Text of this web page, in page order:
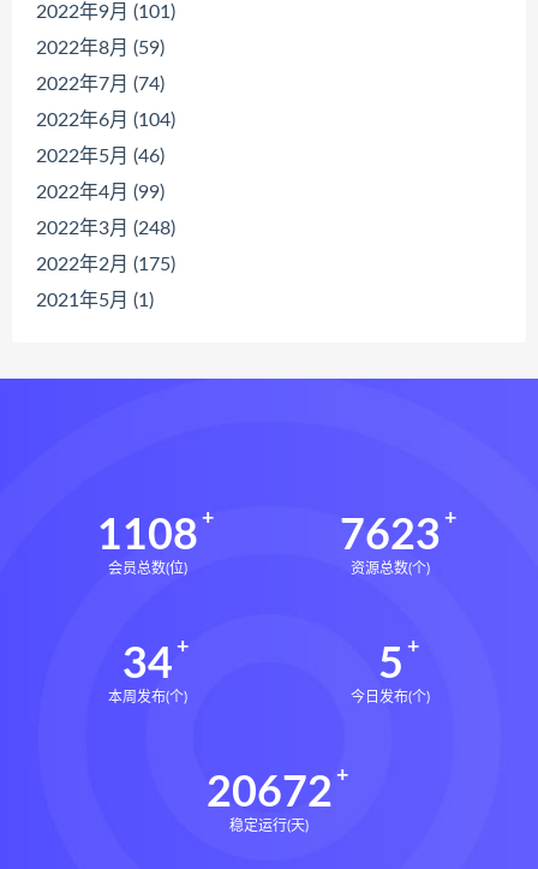
2022年9月 (101)
2022年8月 (59)
2022年7月 (74)
2022年6月 (104)
2022年5月 (46)
2022年4月 (99)
2022年3月 (248)
2022年2月 (175)
2021年5月 (1)
1108
会员总数(位)
7623
资源总数(个)
34
本周发布(个)
5
今日发布(个)
20672
稳定运行(天)